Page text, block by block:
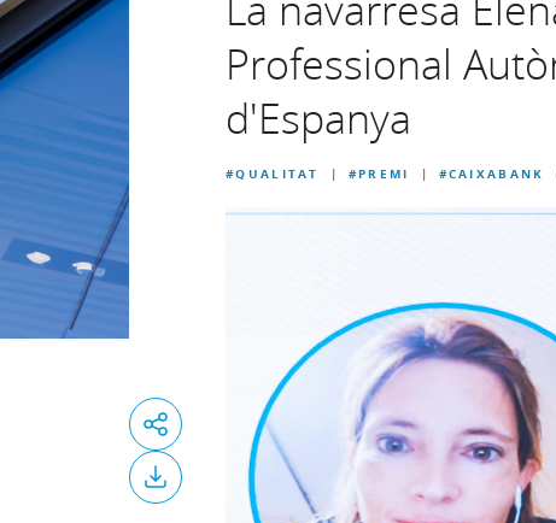
Professional
d'Espanya
#QUALITAT #PREMI #CAIXABANK